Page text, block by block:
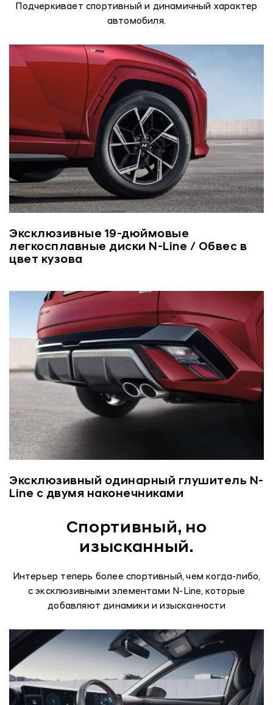
Подчеркивает спортивный и динамичный характер
автомобиля.
Эксклюзивные 19-дюймовые
легкосплавные диски N-Line / Обвес в
цвет кузова
Эксклюзивный одинарный глушитель N-
Line с двумя наконечниками
Спортивный, но
изысканный.
Интерьер теперь более спортивный, чем когда-либо,
с эксклюзивными элементами N-Line, которые
добавляют динамики и изысканности